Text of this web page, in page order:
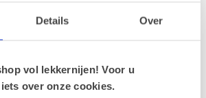
Details Over
vol lekkernijen! Voor u
over onze cookies.